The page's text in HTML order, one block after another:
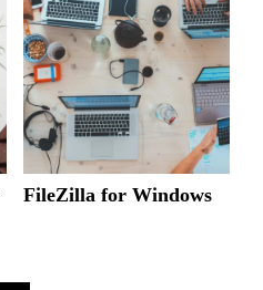
FileZilla for Windows